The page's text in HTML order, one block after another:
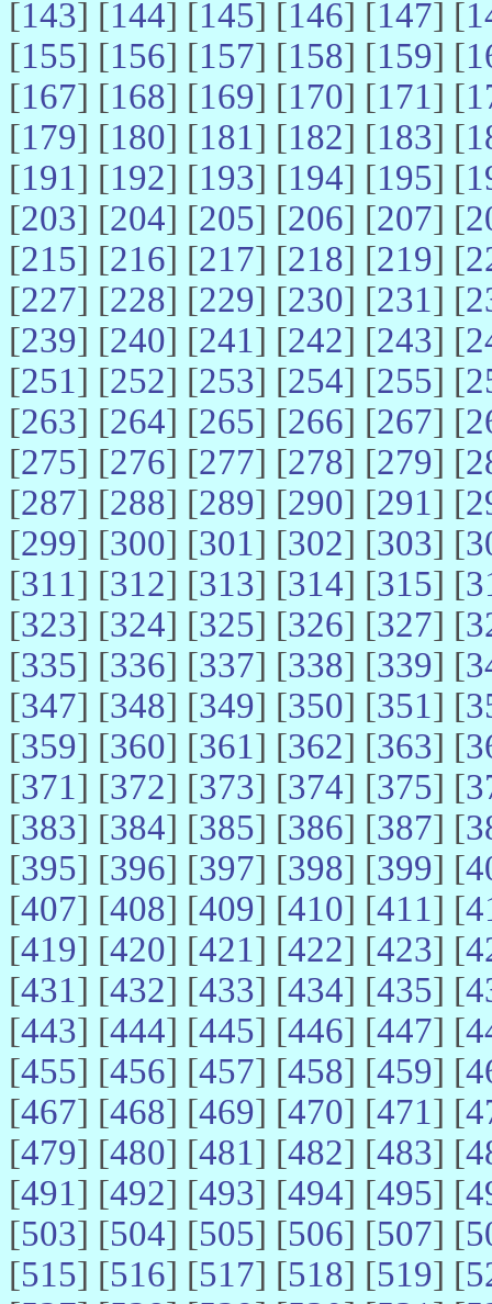
[143] [144] [145] [146] [147] [
[155] [156] [157] [158] [159] [
[167] [168] [169] [170] [171] [
[179] [180] [181] [182] [183] [
[191] [192] [193] [194] [195] [
[203] [204] [205] [206] [207] [
[215] [216] [217] [218] [219] [
[227] [228] [229] [230] [231] [
[239] [240] [241] [242] [243] [
[251] [252] [253] [254] [255] [
[263] [264] [265] [266] [267] [
[275] [276] [277] [278] [279] [
[287] [288] [289] [290] [291] [
[299] [300] [301] [302] [303] [
[311] [312] [313] [314] [315] [
[323] [324] [325] [326] [327] [
[335] [336] [337] [338] [339] [
[347] [348] [349] [350] [351] [
[359] [360] [361] [362] [363] [
[371] [372] [373] [374] [375] [
[383] [384] [385] [386] [387] [
[395] [396] [397] [398] [399] [
[407] [408] [409] [410] [411] [
[419] [420] [421] [422] [423] [
[431] [432] [433] [434] [435] [
[443] [444] [445] [446] [447] [
[455] [456] [457] [458] [459] [
[467] [468] [469] [470] [471] [
[479] [480] [481] [482] [483] [
[491] [492] [493] [494] [495] [
[503] [504] [505] [506] [507] [
[515] [516] [517] [518] [519] [